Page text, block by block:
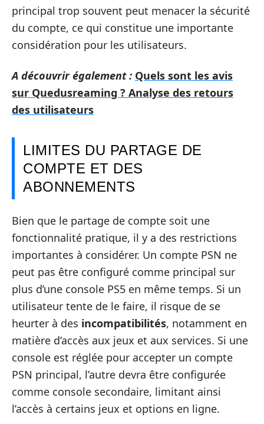
principal trop souvent peut menacer la sécurité
du compte, ce qui constitue une importante
considération pour les utilisateurs.
A découvrir également : Quels sont les avis
sur Quedusreaming ? Analyse des retours
des utilisateurs
LIMITES DU PARTAGE DE
COMPTE ET DES
ABONNEMENTS
Bien que le partage de compte soit une
fonctionnalité pratique, il y a des restrictions
importantes à considérer. Un compte PSN ne
peut pas être configuré comme principal sur
plus d’une console PS5 en même temps. Si un
utilisateur tente de le faire, il risque de se
heurter à des incompatibilités, notamment en
matière d’accès aux jeux et aux services. Si une
console est réglée pour accepter un compte
PSN principal, l’autre devra être configurée
comme console secondaire, limitant ainsi
l’accès à certains jeux et options en ligne.